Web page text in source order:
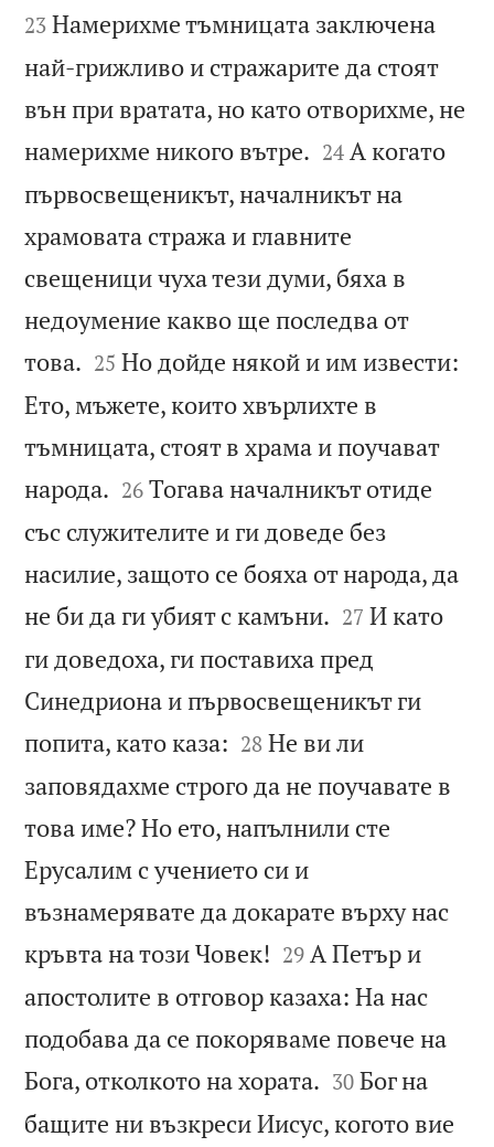
23 Намерихме тъмницата заключена
най-грижливо и стражарите да стоят
вън при вратата, но като отворихме, не
намерихме никого вътре. 

24 А когато
първосвещеникът, началникът на
храмовата стража и главните
свещеници чуха тези думи, бяха в
недоумение какво ще последва от
това. 

25 Но дойде някой и им извести:
Ето, мъжете, които хвърлихте в
тъмницата, стоят в храма и поучават
народа. 

26 Тогава началникът отиде
със служителите и ги доведе без
насилие, защото се бояха от народа, да
не би да ги убият с камъни. 

27 И като
ги доведоха, ги поставиха пред
Синедриона и първосвещеникът ги
попита, като каза: 

28 Не ви ли
заповядахме строго да не поучавате в
това име? Но ето, напълнили сте
Ерусалим с учението си и
възнамерявате да докарате върху нас
кръвта на този Човек! 

29 А Петър и
апостолите в отговор казаха: На нас
подобава да се покоряваме повече на
Бога, отколкото на хората. 

30 Бог на
бащите ни възкреси Иисус, когото вие